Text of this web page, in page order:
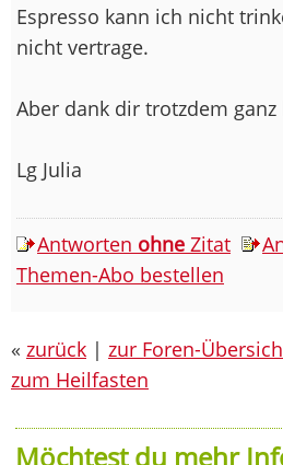
Espresso kann ich nicht
nicht vertrage.
Aber dank dir trotzdem
Lg Julia
Antworten ohne Zitat
Themen-Abo bestellen
« zurück | zur Foren-
zum Heilfasten
Möchtest du mehr